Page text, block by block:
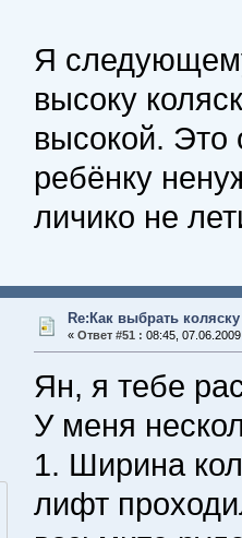
Я
высоку
высокой. Это
ребёнку
личико не
Re:Как выбрать коляску
« Ответ #51 : 08:45,
Ян, я тебе
У меня
1. Ширина
лифт